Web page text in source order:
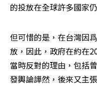
的投放在全球許多國家
但可惜的是，在台灣因
放，因此，政府在約在
當時反對的理由，包括
發輿論譁然，後來又主